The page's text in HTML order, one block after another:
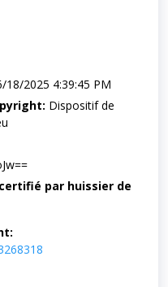
18/2025 4:39:45 PM
Dispositif de
par huissier de